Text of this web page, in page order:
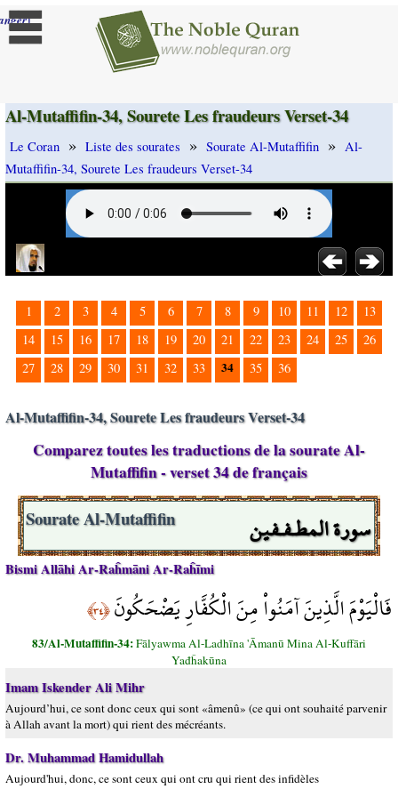
]
Al-Mutaffifin-34, Sourete Les fraudeurs Verset-34
Le Coran » Liste des sourates » Sourate Al-Mutaffifin » Al-
Mutaffifin-34, Sourete Les fraudeurs Verset-34
1 2 3 4 5 6 7 8 9 10 11 12
13
14
15 16 17 18 19 20 21 22 23 24 25
26
27
28 29 30 31 32 33 34 35 36
Al-Mutaffifin-34, Sourete Les fraudeurs Verset-34
Comparez toutes les traductions de la sourate Al-
Mutaffifin - verset 34 de français
سورة المطـفـفين Sourate Al-Mutaffifin
Bismi Allāhi Ar-Raĥmāni Ar-Raĥīmi
فَالْيَوْمَ الَّذِينَ آمَنُواْ مِنَ الْكُفَّارِ يَضْحَكُونَ﴿٣٤﴾
83/Al-Mutaffifin-34:Fālyawma Al-Ladhīna 'Āmanū Mina Al-Kuffāri
Yađĥakūna
Imam Iskender Ali Mihr
Aujourd’hui, ce sont donc ceux qui sont «âmenû» (ce qui ont souhaité parvenir
à Allah avant la mort) qui rient des mécréants.
Dr. Muhammad Hamidullah
Aujourd'hui, donc, ce sont ceux qui ont cru qui rient des infidèles